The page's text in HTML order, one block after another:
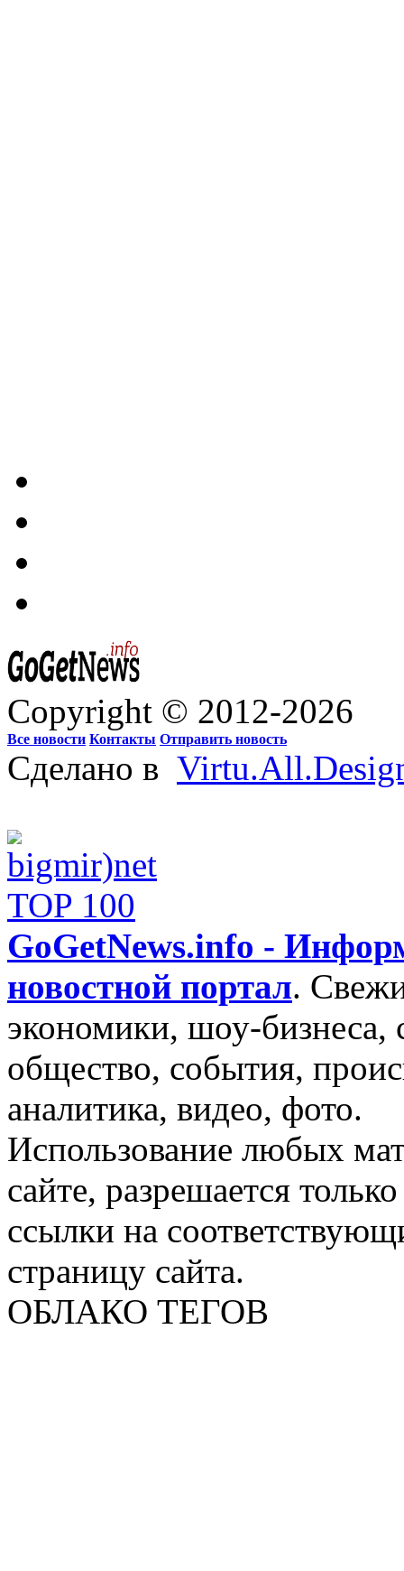
Copyright © 2012-2026
Все новости Контакты Отправить новость
Сделано в
GoGetNews.info -
новостной портал.
экономики, шоу-бизнеса,
общество, события,
аналитика, видео, фото.
Использование любых
сайте, разрешается
ссылки на
страницу сайта.
ОБЛАКО ТЕГОВ